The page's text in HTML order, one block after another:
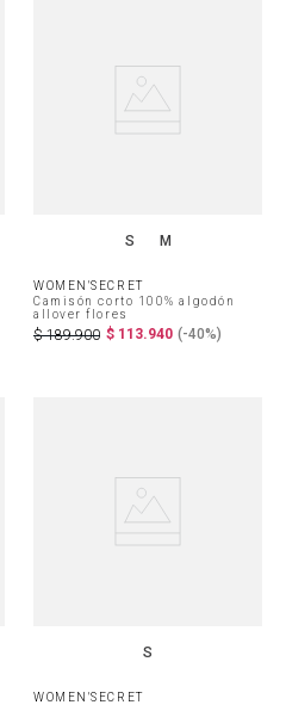
S M
WOMEN'SECRET
Camisón corto 100% algodón
allover flores
$ 189.900 $ 113.940 (-40%)
S
WOMEN'SECRET